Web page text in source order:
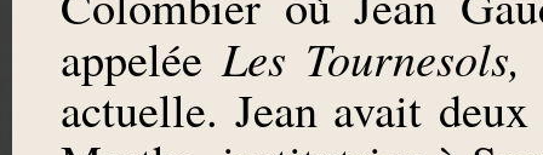
appeléeLes Tournesols,
actuelle. Jean avait